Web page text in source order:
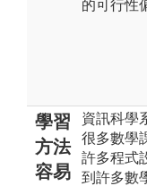
的可行性
學習
方法
容易
資訊科學
很多數學
許多程式
到許多數